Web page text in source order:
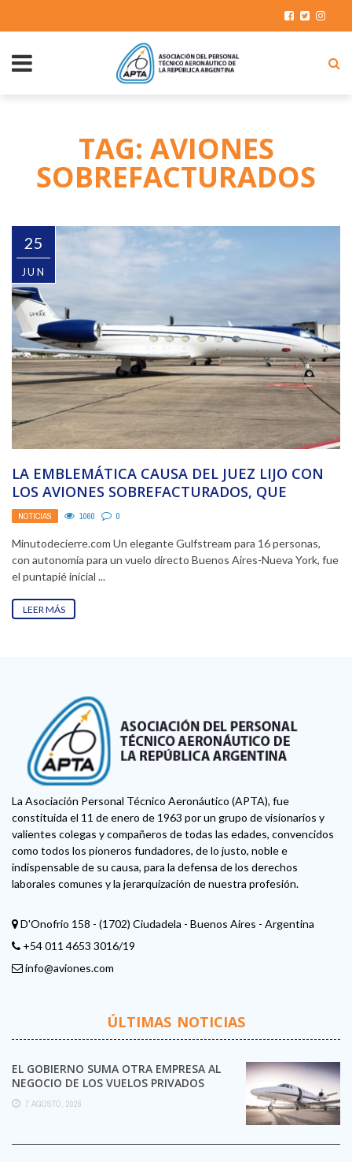
TAG: AVIONES
SOBREFACTURADOS
25
JUN
LA EMBLEMÁTICA CAUSA DEL JUEZ LIJO CON
LOS AVIONES SOBREFACTURADOS, QUE
ARRANCÓ CON EL LUJOSO ...
NOTICIAS 1060 0
Minutodecierre.com Un elegante Gulfstream para 16 personas,
con autonomía para un vuelo directo Buenos Aires-Nueva York, fue
el puntapié inicial ...
LEER MÁS
La Asociación Personal Técnico Aeronáutico (APTA), fue
constituida el 11 de enero de 1963 por un grupo de visionarios y
valientes colegas y compañeros de todas las edades, convencidos
como todos los pioneros fundadores, de lo justo, noble e
indispensable de su causa, para la defensa de los derechos
laborales comunes y la jerarquización de nuestra profesión.
D'Onofrio 158 - (1702) Ciudadela - Buenos Aires - Argentina
+54 011 4653 3016/19
info@aviones.com
ÚLTIMAS NOTICIAS
EL GOBIERNO SUMA OTRA EMPRESA AL
NEGOCIO DE LOS VUELOS PRIVADOS
7 AGOSTO, 2026